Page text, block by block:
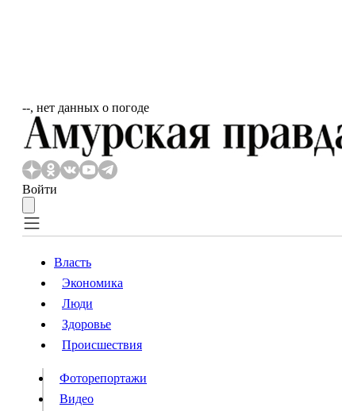
‐‐, нет данных о погоде
Войти
Власть
Происшествия
Видео
Конкурсы
Власть
Экономика
Люди
Здоровье
Происшествия
Фоторепортажи
Видео